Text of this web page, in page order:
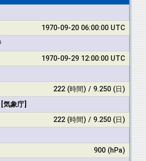
1970-09-20 06:00:00 UTC
1970-09-29 12:00:00 UTC
222 (時間) / 9.250 (日)
気象庁]
222 (時間) / 9.250 (日)
900 (hPa)